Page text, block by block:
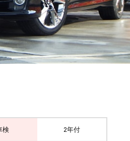
検 2年付